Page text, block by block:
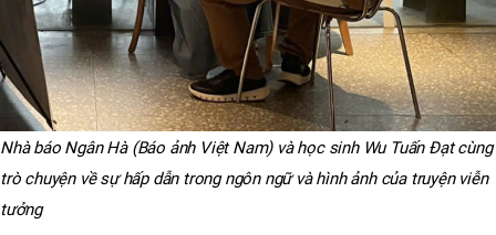
Nhà báo Ngân Hà (Báo ảnh Việt Nam) và học sinh Wu Tuấn Đạt cùng
trò chuyện về sự hấp dẫn trong ngôn ngữ và hình ảnh của truyện viễn
tưởng